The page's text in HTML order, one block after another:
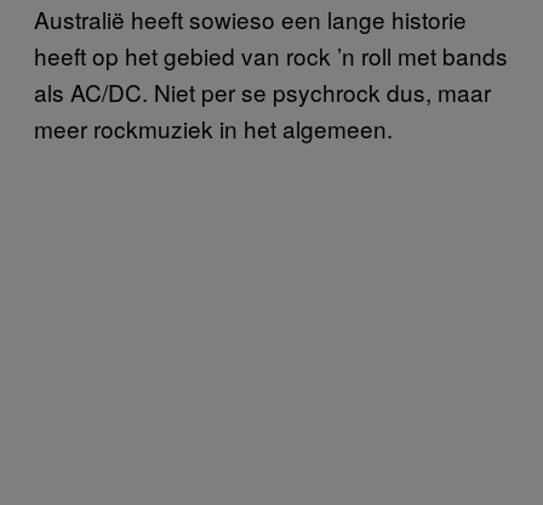
Australië heeft sowieso een lange historie
heeft op het gebied van rock ’n roll met bands
als AC/DC. Niet per se psychrock dus, maar
meer rockmuziek in het algemeen.